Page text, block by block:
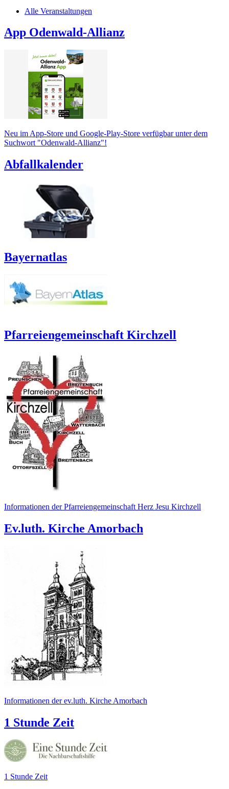
Alle Veranstaltungen
App Odenwald-Allianz
Neu im App-Store und Google-Play-Store verfügbar unter dem
Suchwort "Odenwald-Allianz"!
Abfallkalender
Bayernatlas
Pfarreiengemeinschaft Kirchzell
Informationen der Pfarreiengemeinschaft Herz Jesu Kirchzell
Ev.luth. Kirche Amorbach
Informationen der ev.luth. Kirche Amorbach
1 Stunde Zeit
1 Stunde Zeit